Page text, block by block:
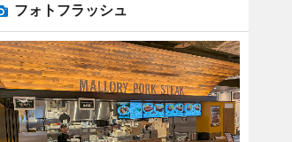
フォトフラッシュ